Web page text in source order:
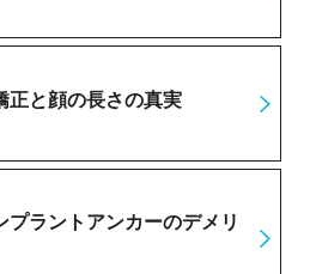
正と顔の長さの真実
プラントアンカーのデメリ